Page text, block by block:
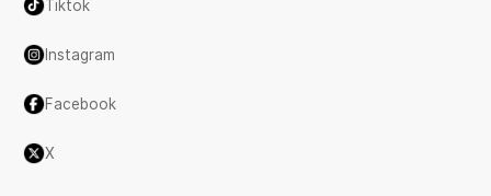
Tiktok
Instagram
Facebook
X